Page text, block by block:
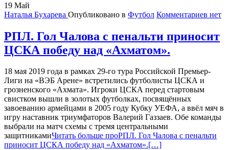
19 Май
Наталья Бухарева Опубликовано в Футбол Комментариев нет
РПЛ. Гол Чалова с пенальти приносит
ЦСКА победу над «Ахматом».
18 мая 2019 года в рамках 29-го тура Российской Премьер-
Лиги на «ВЭБ Арене» встретились футболисты ЦСКА и
грозненского «Ахмата». Игроки ЦСКА перед стартовым
свистком вышли в золотых футболках, посвящённых
завоеванию армейцами в 2005 году Кубку УЕФА, а ввёл мяч в
игру наставник триумфаторов Валерий Газзаев. Обе команды
выбрали на матч схемы с тремя центральными
защитникамиЧитать больше проРПЛ. Гол Чалова с пенальти
приносит ЦСКА победу над «Ахматом».[…]